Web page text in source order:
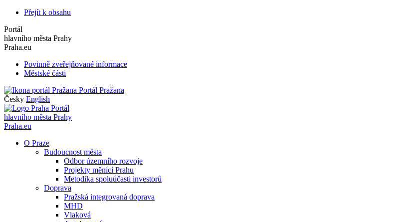
Přejít k obsahu
Portál
hlavního města Prahy
Praha.eu
Povinně zveřejňované informace
Městské části
Portál Pražana
Česky English
Portál
hlavního města Prahy
Praha.eu
O Praze
Budoucnost města
Odbor územního rozvoje
Projekty měnící Prahu
Metodika spoluúčasti investorů
Doprava
Pražská integrovaná doprava
MHD
Vlaková